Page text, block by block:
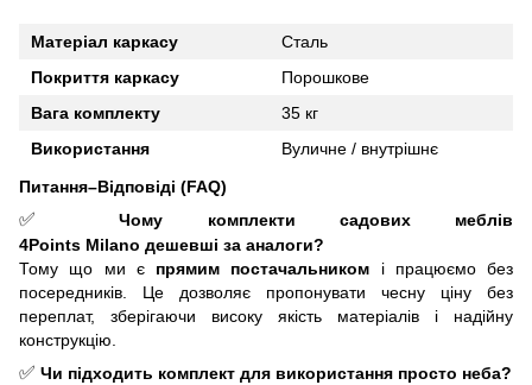
Матеріал каркасу
Сталь
Покриття каркасу
Порошкове
Вага комплекту
35 кг
Використання
Вуличне / внутрішнє
Питання–Відповіді (FAQ)
✅Чому комплекти садових меблів
4Points Milano дешевші за аналоги?
Тому що ми є прямим постачальником і працюємо без
посередників. Це дозволяє пропонувати чесну ціну без
переплат, зберігаючи високу якість матеріалів і надійну
конструкцію.
✅ Чи підходить комплект для використання просто неба?